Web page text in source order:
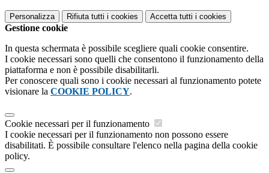
Personalizza Rifiuta tutti i cookies Accetta tutti i cookies
Gestione cookie
In questa schermata è possibile scegliere quali cookie consentire.
I cookie necessari sono quelli che consentono il funzionamento della
piattaforma e non è possibile disabilitarli.
Per conoscere quali sono i cookie necessari al funzionamento potete
visionare la COOKIE POLICY.
Cookie necessari per il funzionamento
I cookie necessari per il funzionamento non possono essere
disabilitati. È possibile consultare l'elenco nella pagina della cookie
policy.